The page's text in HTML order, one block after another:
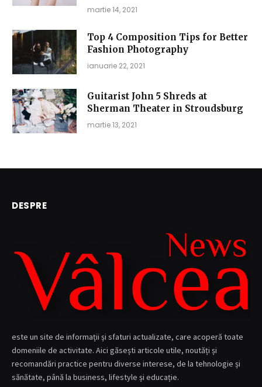
martie 14, 2021
Top 4 Composition Tips for Better
Fashion Photography
ianuarie 22, 2021
Guitarist John 5 Shreds at
Sherman Theater in Stroudsburg
martie 13, 2021
DESPRE
este un site de informații și sfaturi actualizate, care acoperă toate
domeniile de activitate. Aici găsești articole utile, noutăți și
recomandări practice pentru diverse interese, de la tehnologie și
sănătate, până la business, lifestyle și educație.